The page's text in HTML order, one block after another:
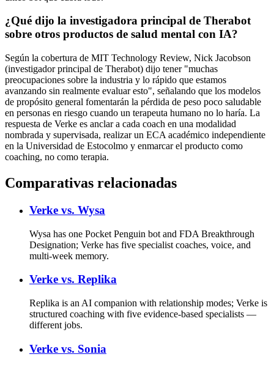
¿Qué dijo la investigadora principal de Therabot
sobre otros productos de salud mental con IA?
Según la cobertura de MIT Technology Review, Nick Jacobson
(investigador principal de Therabot) dijo tener "muchas
preocupaciones sobre la industria y lo rápido que estamos
avanzando sin realmente evaluar esto", señalando que los modelos
de propósito general fomentarán la pérdida de peso poco saludable
en personas en riesgo cuando un terapeuta humano no lo haría. La
respuesta de Verke es anclar a cada coach en una modalidad
nombrada y supervisada, realizar un ECA académico independiente
en la Universidad de Estocolmo y enmarcar el producto como
coaching, no como terapia.
Comparativas relacionadas
Verke vs. Wysa
Wysa has one Pocket Penguin bot and FDA Breakthrough
Designation; Verke has five specialist coaches, voice, and
multi-week memory.
Verke vs. Replika
Replika is an AI companion with relationship modes; Verke is
structured coaching with five evidence-based specialists —
different jobs.
Verke vs. Sonia